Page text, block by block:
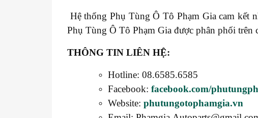
Hệ thống Phụ Tùng Ô Tô Phạm Gia cam kết
Phụ Tùng Ô Tô Phạm Gia được phân phối
THÔNG TIN LIÊN HỆ:
Hotline: 08.6585.6585
Facebook: facebook.com/
Website: phutungotophamgia.vn